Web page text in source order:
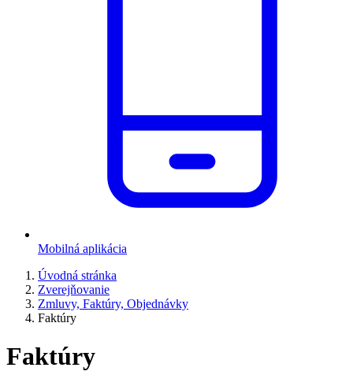
Mobilná aplikácia
Úvodná stránka
Zverejňovanie
Zmluvy, Faktúry, Objednávky
Faktúry
Faktúry